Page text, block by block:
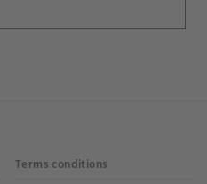
Terms conditions